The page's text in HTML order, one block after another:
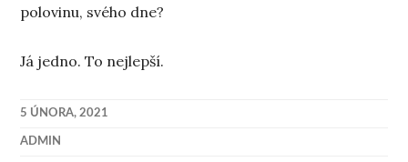
polovinu, svého dne?
Já jedno. To nejlepší.
5 ÚNORA, 2021
ADMIN